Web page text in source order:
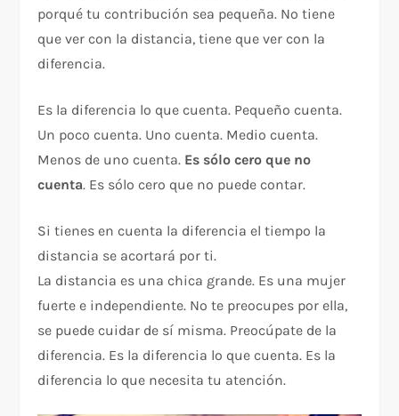
porqué tu contribución sea pequeña. No tiene
que ver con la distancia, tiene que ver con la
diferencia.
Es la diferencia lo que cuenta. Pequeño cuenta.
Un poco cuenta. Uno cuenta. Medio cuenta.
Menos de uno cuenta. Es sólo cero que no
cuenta. Es sólo cero que no puede contar.
Si tienes en cuenta la diferencia el tiempo la
distancia se acortará por ti.
La distancia es una chica grande. Es una mujer
fuerte e independiente. No te preocupes por ella,
se puede cuidar de sí misma. Preocúpate de la
diferencia. Es la diferencia lo que cuenta. Es la
diferencia lo que necesita tu atención.